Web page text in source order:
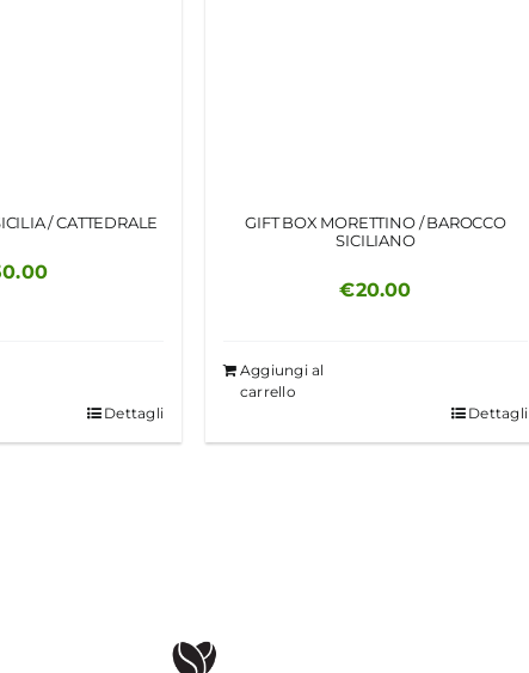
/ CATTEDRALE
Dettagli
GIFT BOX MORETTINO / BAROCCO
SICILIANO
€20.00
Aggiungi al
carrello
Dettagli